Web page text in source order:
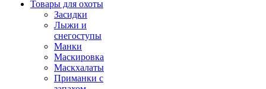
Товары для охоты
Засидки
Лыжи и
снегоступы
Манки
Маскировка
Маскхалаты
Приманки с